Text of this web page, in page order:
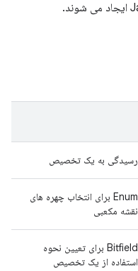
رسیدگی به یک تخصیص
Enum برای انتخاب چهره های
نقشه مکعبی
Bitfield برای تعیین نحوه
استفاده از یک تخصیص